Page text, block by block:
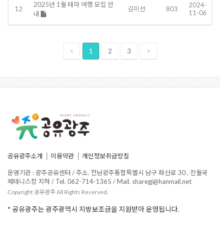
12
2025년 1월 테마 여행 모집 안
내
김미선 803
2024-
11-06
< 1 2 3 >
공유광주소개 이용약관 개인정보취급방침
운영기관 : 광주공유센터 / 주소. 전남광주통합특별시 남구 화산로 30 , 진월국
제테니스장 지하 / Tel. 062-714-1365 / Mail. sharegj@hanmail.net
Copyright 공유광주 All Rights Reserved.
* 공유광주는 광주광역시 지방보조금을 지원받아 운영됩니다.